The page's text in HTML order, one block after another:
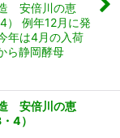
安倍川の恵
例年12月に発
年は4月の入荷
ら静岡酵母
安倍川の恵
4）